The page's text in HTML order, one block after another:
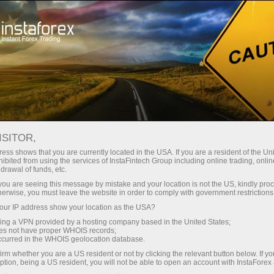
Трейдерам Форекс аналитика
Форекс ТВ
Форекс-ТВ: календарь
Календарь трейдера на 21 марта:
Пока рынки сомневаются – доллар
будет зависать? (oz)
очиш
shows that you are currently located in the USA. If you are a resident of the
from using the services of InstaFintech Group including online trading,
of funds, etc.
are seeing this message by mistake and your location is not the US, kindly
you must leave the website in order to comply with government
IP address show your location as the USA?
a VPN provided by a hosting company based in the United States;
not have proper WHOIS records;
in the WHOIS geolocation database.
whether you are a US resident or not by clicking the relevant button below. If
being a US resident, you will not be able to open an account with InstaForex